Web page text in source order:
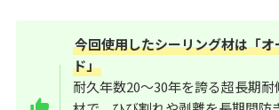
今回使用したシーリング材は「
ド」
耐久年数20〜30年を誇る超長期